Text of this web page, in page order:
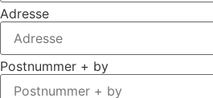
Adresse
Postnummer + by